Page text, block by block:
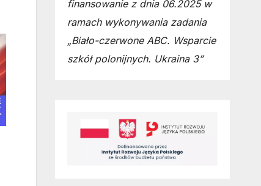
finansowanie z dnia 06.2025 w
ramach wykonywania zadania
„Biało-czerwone ABC. Wsparcie
szkół polonijnych. Ukraina 3”